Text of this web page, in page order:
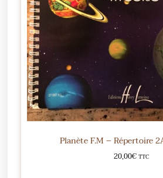
Planète F.M – Répertoire
20,00€TTC